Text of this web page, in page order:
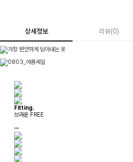
상세정보 리뷰(0)
Fitting.
브라운 FREE
ㅡ